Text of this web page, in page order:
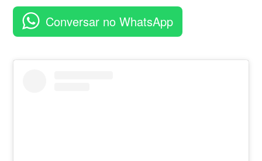
aplicativo
Conversar no WhatsApp